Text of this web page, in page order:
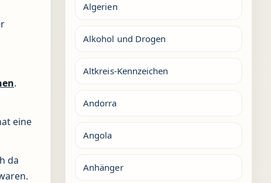
.
eine
da
Algerien
Alkohol und Drogen
Altkreis-Kennzeichen
Andorra
Angola
Anhänger